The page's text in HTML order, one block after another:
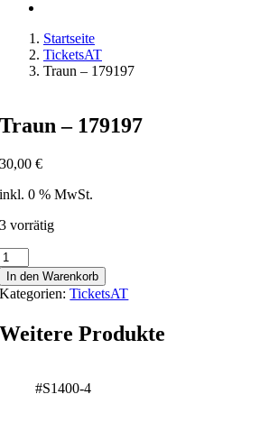
Startseite
TicketsAT
Traun – 179197
Traun – 179197
30,00€
inkl. 0 % MwSt.
3 vorrätig
In den Warenkorb
Kategorien:TicketsAT
Weitere Produkte
#S1400-4